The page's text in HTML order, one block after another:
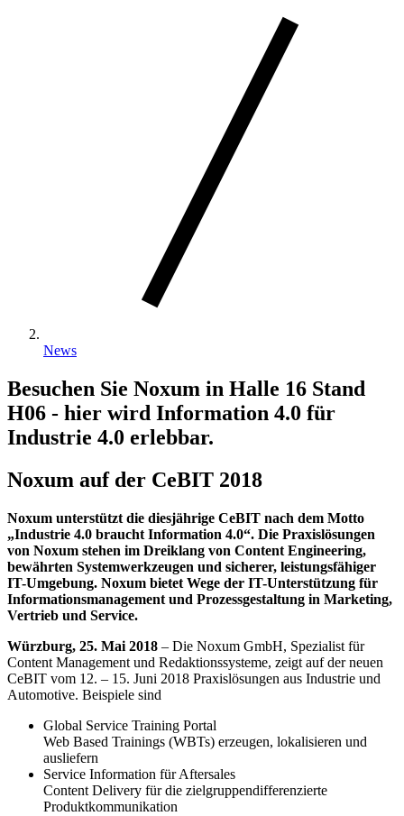
News
Besuchen Sie Noxum in Halle 16 Stand
H06 - hier wird Information 4.0 für
Industrie 4.0 erlebbar.
Noxum auf der CeBIT 2018
Noxum unterstützt die diesjährige CeBIT nach dem Motto
„Industrie 4.0 braucht Information 4.0“. Die Praxislösungen
von Noxum stehen im Dreiklang von Content Engineering,
bewährten Systemwerkzeugen und sicherer, leistungsfähiger
IT-Umgebung. Noxum bietet Wege der IT-Unterstützung für
Informationsmanagement und Prozessgestaltung in Marketing,
Vertrieb und Service.
Würzburg, 25. Mai 2018 – Die Noxum GmbH, Spezialist für
Content Management und Redaktionssysteme, zeigt auf der neuen
CeBIT vom 12. – 15. Juni 2018 Praxislösungen aus Industrie und
Automotive. Beispiele sind
Global Service Training Portal
Web Based Trainings (WBTs) erzeugen, lokalisieren und
ausliefern
Service Information für Aftersales
Content Delivery für die zielgruppendifferenzierte
Produktkommunikation